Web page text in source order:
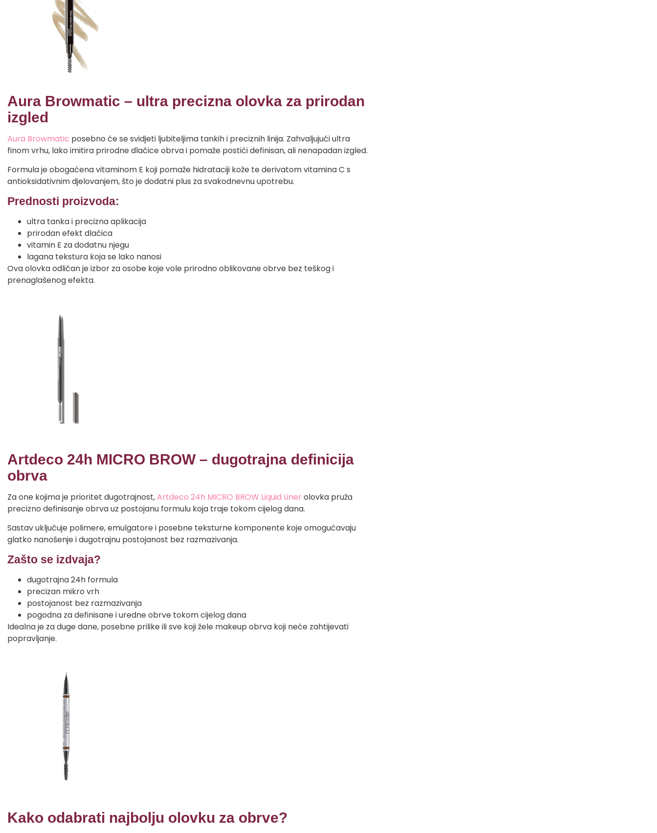
Aura Browmatic – ultra precizna olovka za prirodan
izgled
Aura Browmatic posebno će se svidjeti ljubiteljima tankih i preciznih linija. Zahvaljujući ultra
finom vrhu, lako imitira prirodne dlačice obrva i pomaže postići definisan, ali nenapadan izgled.
Formula je obogaćena vitaminom E koji pomaže hidrataciji kože te derivatom vitamina C s
antioksidativnim djelovanjem, što je dodatni plus za svakodnevnu upotrebu.
Prednosti proizvoda:
ultra tanka i precizna aplikacija
prirodan efekt dlačica
vitamin E za dodatnu njegu
lagana tekstura koja se lako nanosi
Ova olovka odličan je izbor za osobe koje vole prirodno oblikovane obrve bez teškog i
prenaglašenog efekta.
Artdeco 24h MICRO BROW – dugotrajna definicija
obrva
Za one kojima je prioritet dugotrajnost,Artdeco 24h MICRO BROW Liquid Liner olovka pruža
precizno definisanje obrva uz postojanu formulu koja traje tokom cijelog dana.
Sastav uključuje polimere, emulgatore i posebne teksturne komponente koje omogućavaju
glatko nanošenje i dugotrajnu postojanost bez razmazivanja.
Zašto se izdvaja?
dugotrajna 24h formula
precizan mikro vrh
postojanost bez razmazivanja
pogodna za definisane i uredne obrve tokom cijelog dana
Idealna je za duge dane, posebne prilike ili sve koji žele makeup obrva koji neće zahtijevati
popravljanje.
Kako odabrati najbolju olovku za obrve?